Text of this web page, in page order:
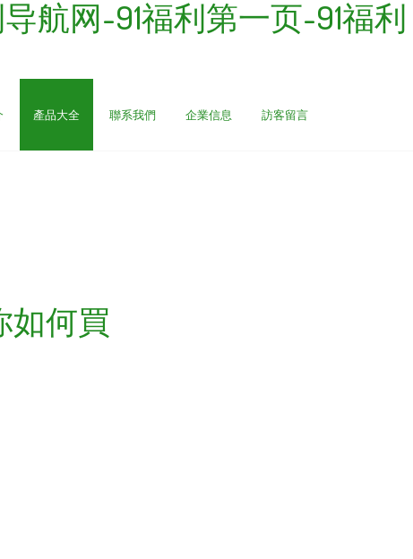
航网-91福利第一页-91福利
產品大全 聯系我們 企業信息 訪客留言
如何買